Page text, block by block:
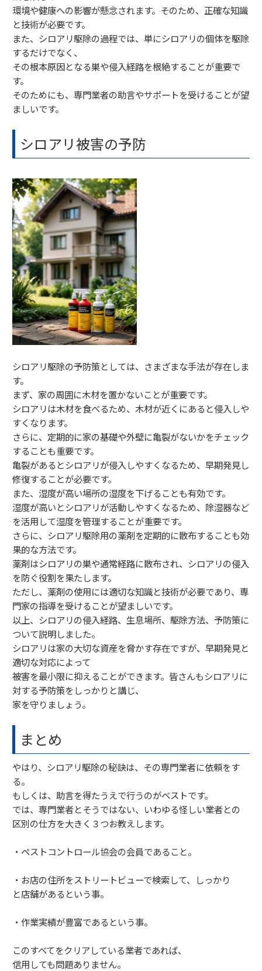
環境や健康への影響が懸念されます。そのため、正確な知識
と技術が必要です。
また、シロアリ駆除の過程では、単にシロアリの個体を駆除
するだけでなく、
その根本原因となる巣や侵入経路を根絶することが重要で
す。
そのためにも、専門業者の助言やサポートを受けることが望
ましいです。
シロアリ被害の予防
シロアリ駆除の予防策としては、さまざまな手法が存在しま
す。
まず、家の周囲に木材を置かないことが重要です。
シロアリは木材を食べるため、木材が近くにあると侵入しや
すくなります。
さらに、定期的に家の基礎や外壁に亀裂がないかをチェック
することも重要です。
亀裂があるとシロアリが侵入しやすくなるため、早期発見し
修復することが必要です。
また、湿度が高い場所の湿度を下げることも有効です。
湿度が高いとシロアリが活動しやすくなるため、除湿器など
を活用して湿度を管理することが重要です。
さらに、シロアリ駆除用の薬剤を定期的に散布することも効
果的な方法です。
薬剤はシロアリの巣や通常経路に散布され、シロアリの侵入
を防ぐ役割を果たします。
ただし、薬剤の使用には適切な知識と技術が必要であり、専
門家の指導を受けることが望ましいです。
以上、シロアリの侵入経路、生息場所、駆除方法、予防策に
ついて説明しました。
シロアリは家の大切な資産を脅かす存在ですが、早期発見と
適切な対応によって
被害を最小限に抑えることができます。皆さんもシロアリに
対する予防策をしっかりと講じ、
家を守りましょう。
まとめ
やはり、シロアリ駆除の秘訣は、その専門業者に依頼をす
る。
もしくは、助言を得たうえで行うのがベストです。
では、専門業者とそうではない、いわゆる怪しい業者との
区別の仕方を大きく３つお教えします。
・ペストコントロール協会の会員であること。
・お店の住所をストリートビューで検索して、しっかり
と店舗があるという事。
・作業実績が豊富であるという事。
このすべてをクリアしている業者であれば、
信用しても問題ありません。